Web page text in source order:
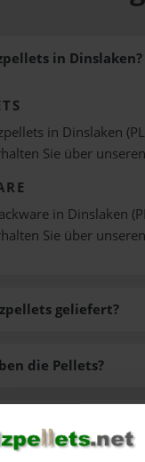
in Dinslaken?
in Dinslaken
Sie über unseren
in Dinslaken
Sie über unseren
geliefert?
die Pellets?
der Pellets?